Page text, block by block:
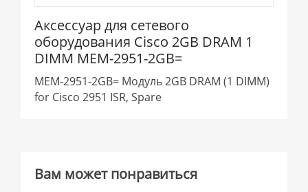
Аксессуар для сетевого
оборудования Cisco 2GB DRAM 1
DIMM MEM-2951-2GB=
MEM-2951-2GB= Модуль 2GB DRAM (1 DIMM)
for Cisco 2951 ISR, Spare
Вам может понравиться